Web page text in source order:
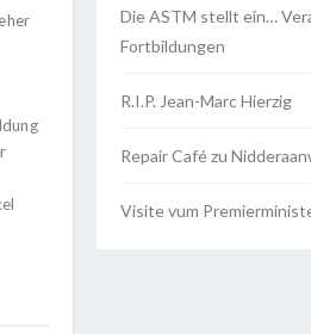
Die ASTM stellt ein…
Fortbildungen
R.I.P. Jean-Marc Hierzig
Repair Café zu
Visite vum